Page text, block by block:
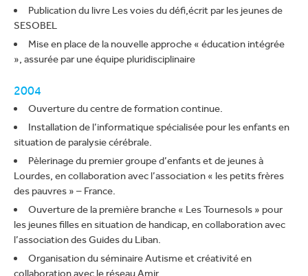
Publication du livre Les voies du défi,écrit par les jeunes de
SESOBEL
Mise en place de la nouvelle approche « éducation intégrée
», assurée par une équipe pluridisciplinaire
2004
Ouverture du centre de formation continue.
Installation de l’informatique spécialisée pour les enfants en
situation de paralysie cérébrale.
Pèlerinage du premier groupe d’enfants et de jeunes à
Lourdes, en collaboration avec l’association « les petits frères
des pauvres » – France.
Ouverture de la première branche « Les Tournesols » pour
les jeunes filles en situation de handicap, en collaboration avec
l’association des Guides du Liban.
Organisation du séminaire Autisme et créativité en
collaboration avec le réseau Amir